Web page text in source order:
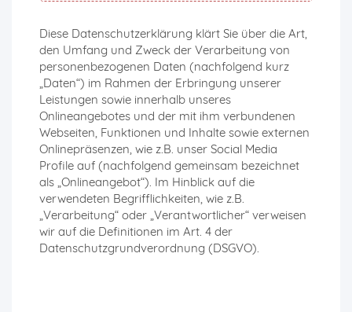
Diese Datenschutzerklärung klärt Sie über die Art,
den Umfang und Zweck der Verarbeitung von
personenbezogenen Daten (nachfolgend kurz
„Daten“) im Rahmen der Erbringung unserer
Leistungen sowie innerhalb unseres
Onlineangebotes und der mit ihm verbundenen
Webseiten, Funktionen und Inhalte sowie externen
Onlinepräsenzen, wie z.B. unser Social Media
Profile auf (nachfolgend gemeinsam bezeichnet
als „Onlineangebot“). Im Hinblick auf die
verwendeten Begrifflichkeiten, wie z.B.
„Verarbeitung“ oder „Verantwortlicher“ verweisen
wir auf die Definitionen im Art. 4 der
Datenschutzgrundverordnung (DSGVO).